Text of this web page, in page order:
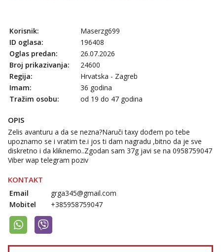
Kristina
Razgovaram :)
Učiteljica iz predgrađa traži...
064/677-677- Kod: #160
tel:0,93€ - mob:1,12€ min
- Kod: #132
tel:0,93€ - mob:1,12€ min
Alisa
tel:0,93€ - mob:1,12€ min
Obavijesti me kada se oslobodi
Tel:064/677-677- Kod: #135
Korisnik:
Maserzg699
ID oglasa:
196408
Oglas predan:
26.07.2026
Broj prikazivanja:
24600
Regija:
Hrvatska - Zagreb
Imam:
36 godina
Tražim osobu:
od 19 do 47 godina
OPIS
Zelis avanturu a da se nezna?Naruči taxy dođem po tebe
upoznamo se i vratim te.i jos ti dam nagradu ,bitno da je sve
diskretno i da kliknemo..Zgodan sam 37g javi se na 0958759047
Viber wap telegram poziv
KONTAKT
Email
grga345@gmail.com
Mobitel
+385958759047